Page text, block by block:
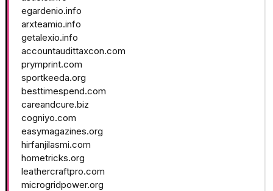
egardenio.info
arxteamio.info
getalexio.info
accountaudittaxcon.com
prymprint.com
sportkeeda.org
besttimespend.com
careandcure.biz
cogniyo.com
easymagazines.org
hirfanjilasmi.com
hometricks.org
leathercraftpro.com
microgridpower.org